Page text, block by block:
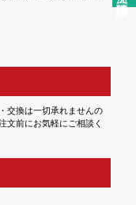
交換は一切承れませんの
文前にお気軽にご相談く